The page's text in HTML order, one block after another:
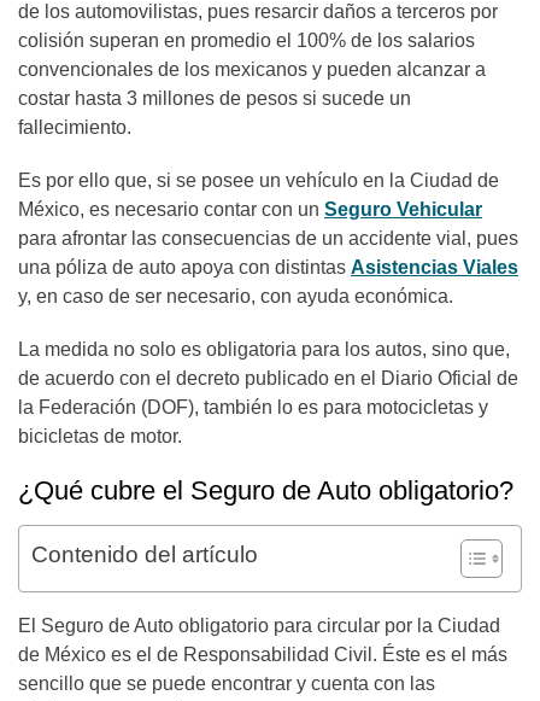
de los automovilistas, pues resarcir daños a terceros por
colisión superan en promedio el 100% de los salarios
convencionales de los mexicanos y pueden alcanzar a
costar hasta 3 millones de pesos si sucede un
fallecimiento.
Es por ello que, si se posee un vehículo en la Ciudad de
México, es necesario contar con un Seguro Vehicular
para afrontar las consecuencias de un accidente vial, pues
una póliza de auto apoya con distintas Asistencias Viales
y, en caso de ser necesario, con ayuda económica.
La medida no solo es obligatoria para los autos, sino que,
de acuerdo con el decreto publicado en el Diario Oficial de
la Federación (DOF), también lo es para motocicletas y
bicicletas de motor.
¿Qué cubre el Seguro de Auto obligatorio?
Contenido del artículo
El Seguro de Auto obligatorio para circular por la Ciudad
de México es el de Responsabilidad Civil. Éste es el más
sencillo que se puede encontrar y cuenta con las